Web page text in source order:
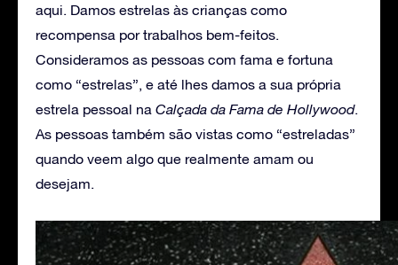
aqui. Damos estrelas às crianças como
recompensa por trabalhos bem-feitos.
Consideramos as pessoas com fama e fortuna
como “estrelas”, e até lhes damos a sua própria
estrela pessoal na Calçada da Fama de Hollywood.
As pessoas também são vistas como “estreladas”
quando veem algo que realmente amam ou
desejam.